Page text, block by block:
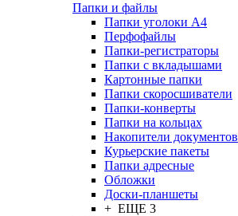
Папки и файлы
Папки уголоки А4
Перфофайлы
Папки-регистраторы
Папки с вкладышами
Картонные папки
Папки скоросшиватели
Папки-конверты
Папки на кольцах
Накопители документов
Курьерские пакеты
Папки адресные
Обложки
Доски-планшеты
+ ЕЩЕ 3